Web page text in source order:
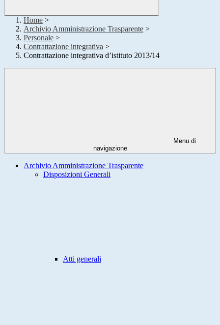
Home >
Archivio Amministrazione Trasparente >
Personale >
Contrattazione integrativa >
Contrattazione integrativa d’istituto 2013/14
Menu di
navigazione
Archivio Amministrazione Trasparente
Disposizioni Generali
Atti generali